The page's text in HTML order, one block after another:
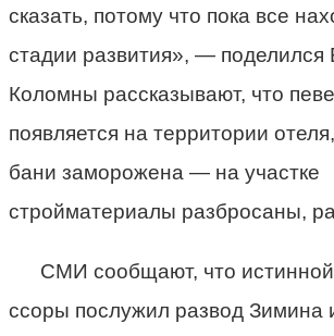
сказать, потому что пока все
стадии развития», —
Коломны рассказывают, что
появляется на территории
бани заморожена — на участке
стройматериалы разбросаны,
СМИ сообщают, что
ссоры послужил развод Зимина